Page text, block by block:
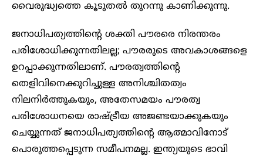
വൈരുദ്ധ്യത്തെ കൂടുതൽ തുറന്നു കാണിക്കുന്നു.
ജനാധിപത്യത്തിന്റെ ശക്തി പൗരരെ നിരന്തരം
പരിശോധിക്കുന്നതിലല്ല; പൗരരുടെ അവകാശങ്ങളെ
ഉറപ്പാക്കുന്നതിലാണ്. പൗരത്വത്തിന്റെ
തെളിവിനെക്കുറിച്ചുള്ള അനിശ്ചിതത്വം
നിലനിർത്തുകയും, അതേസമയം പൗരത്വ
പരിശോധനയെ രാഷ്ട്രീയ അജണ്ടയാക്കുകയും
ചെയ്യുന്നത് ജനാധിപത്യത്തിന്റെ ആത്മാവിനോട്
പൊരുത്തപ്പെടുന്ന സമീപനമല്ല. ഇന്ത്യയുടെ ഭാവി